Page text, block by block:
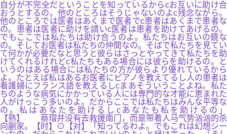
自分が不完全だということを知っているからcお互いに助け合
おうとするの。他のところはそうじゃないのよc残念ながら。
他のところでは医者はあくまで医者でc患者はあくまで患者な
の。患者は医者に助けを請いc医者は患者を助けてあげるの。
でもここでは私たちは助け合うのよ。私たちはお互いの鏡な
の。そしてお医者は私たちの仲間なの。そばで私たちを見てい
て何かが必要だなと思うと彼らはさっとやってきて私たちを助
けてくれるけれどc私たちもある場合には彼らを助けるの。と
いうのはある場合には私たちの方が彼らより優れているから
よ。たとえば私はあるお医者にピアノを教えてるし人の患者は
看護婦にフランス語を教えるしcまあそういうことよね。私た
ちのような病気にかかっている人には専門的な才能に恵まれた
人がけっこう多いのよ。だからここでは私たちはみんな平等な
の。私はあなたを助けるしcあなたも私を助けるの」
【熟】 蔡瑁并没有去救援南门，而是带着人马气势汹汹的杀
向蒯家。【时】⊙【对】「知ってるわよ。でもこれは幻想シー